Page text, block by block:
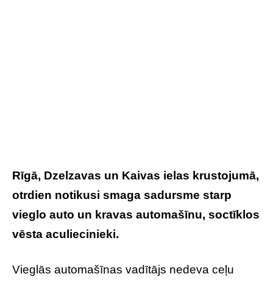
Rīgā, Dzelzavas un Kaivas ielas krustojumā,
otrdien notikusi smaga sadursme starp
vieglo auto un kravas automašīnu, soctīklos
vēsta aculiecinieki.
Vieglās automašīnas vadītājs nedeva ceļu